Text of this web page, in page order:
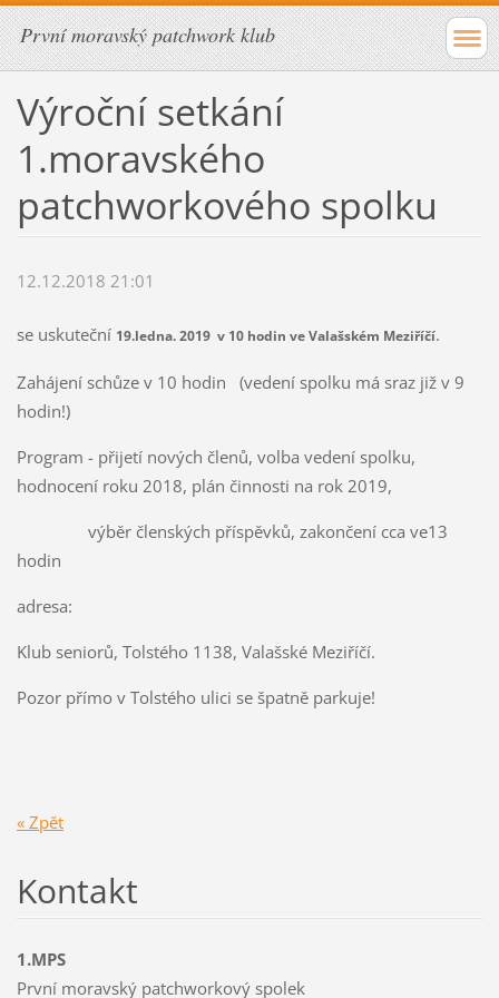
První moravský patchwork klub
Výroční setkání
1.moravského
patchworkového spolku
12.12.2018 21:01
se uskuteční 19.ledna. 2019 v 10 hodin ve Valašském Meziříčí.
Zahájení schůze v 10 hodin (vedení spolku má sraz již v 9
hodin!)
Program - přijetí nových členů, volba vedení spolku,
hodnocení roku 2018, plán činnosti na rok 2019,
výběr členských příspěvků, zakončení cca ve13
hodin
adresa:
Klub seniorů, Tolstého 1138, Valašské Meziříčí.
Pozor přímo v Tolstého ulici se špatně parkuje!
« Zpět
Kontakt
1.MPS
První moravský patchworkový spolek